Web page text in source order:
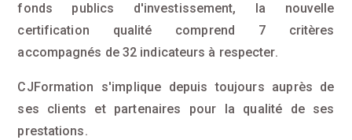
fonds publics d'investissement, la nouvelle
certification qualité comprend 7 critères
accompagnés de 32 indicateurs à respecter.
CJFormation s'implique depuis toujours auprès de
ses clients et partenaires pour la qualité de ses
prestations.